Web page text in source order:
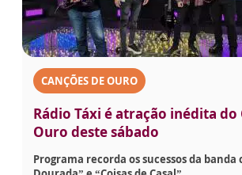
CANÇÕES DE OURO
Rádio Táxi é atração inédita do
Ouro deste sábado
Programa recorda os sucessos da banda